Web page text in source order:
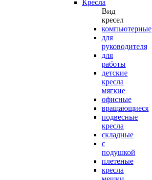
Кресла
Вид
кресел
компьютерные
для
руководителя
для
работы
детские
кресла
мягкие
офисные
вращающиеся
подвесные
кресла
складные
с
подушкой
плетеные
кресла